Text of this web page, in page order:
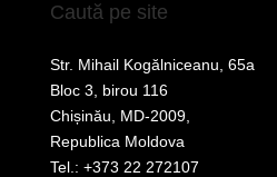
Caută pe site
Str. Mihail Kogălniceanu, 65a
Bloc 3, birou 116
Chișinău, MD-2009,
Republica Moldova
Tel.: +373 22 272107